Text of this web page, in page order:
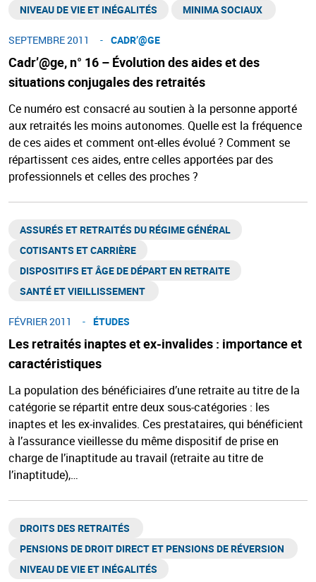
Cadr’@ge, n° 16 – Évolution des aides et des
situations conjugales des retraités
NIVEAU DE VIE ET INÉGALITÉS​
MINIMA SOCIAUX ​
SEPTEMBRE 2011 CADR’@GE​
Ce numéro est consacré au soutien à la personne apporté
aux retraités les moins autonomes. Quelle est la fréquence
de ces aides et comment ont-elles évolué ? Comment se
répartissent ces aides, entre celles apportées par des
professionnels et celles des proches ?
Les retraités inaptes et ex-invalides : importance et
caractéristiques
ASSURÉS ET RETRAITÉS DU RÉGIME GÉNÉRAL​
COTISANTS ET CARRIÈRE
DISPOSITIFS ET ÂGE DE DÉPART EN RETRAITE​
SANTÉ ET VIEILLISSEMENT ​
FÉVRIER 2011 ÉTUDES
La population des bénéficiaires d’une retraite au titre de la
catégorie se répartit entre deux sous-catégories : les
inaptes et les ex-invalides. Ces prestataires, qui bénéficient
à l’assurance vieillesse du même dispositif de prise en
charge de l’inaptitude au travail (retraite au titre de
l’inaptitude),…
DROITS DES RETRAITÉS ​
PENSIONS DE DROIT DIRECT ET PENSIONS DE RÉVERSION ​
NIVEAU DE VIE ET INÉGALITÉS​